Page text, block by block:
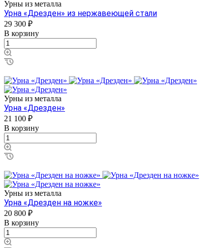
Урны из металла
Урна «Дрезден» из нержавеющей стали
29 300 ₽
В корзину
Урны из металла
Урна «Дрезден»
21 100 ₽
В корзину
Урны из металла
Урна «Дрезден на ножке»
20 800 ₽
В корзину